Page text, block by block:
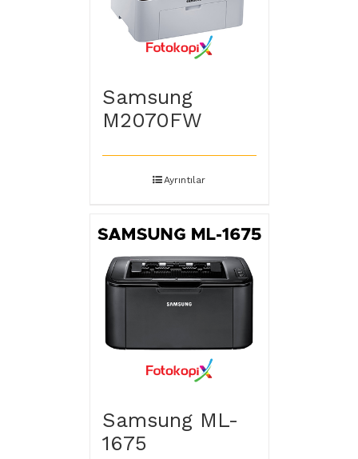
Samsung
M2070FW
Ayrıntılar
Samsung ML-
1675